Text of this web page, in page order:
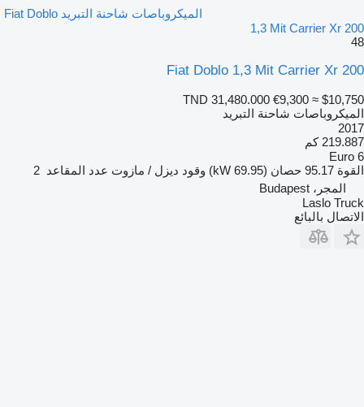
الميكروباصات شاحنة التبريد Fiat Doblo
1,3 Mit Carrier Xr 200
48
Fiat Doblo 1,3 Mit Carrier Xr 200
TND 31,480.000 €9,300 ≈ $10,750
الميكروباصات شاحنة التبريد
2017
219.887 كم
Euro 6
القوة 95.17 حصان (69.95 kW) وقود ديزل / مازوت عدد المقاعد 2
المجر، Budapest
Laslo Truck
الاتصال بالبائع